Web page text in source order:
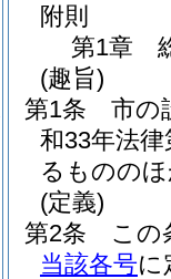
附則
第1章
(趣旨)
第1条
市の
和33年法
るものの
(定義)
第2条
この
当該各号に